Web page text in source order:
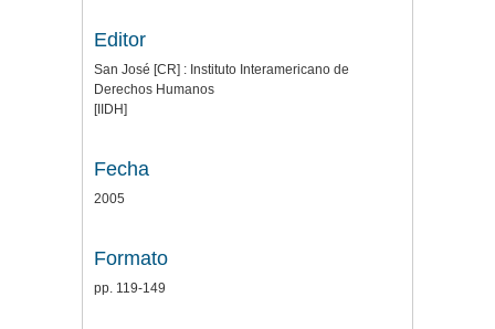
Editor
San José [CR] : Instituto Interamericano de
Derechos Humanos
[IIDH]
Fecha
2005
Formato
pp. 119-149